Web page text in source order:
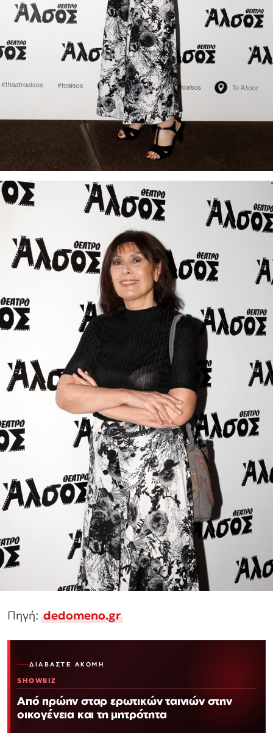
Πηγή:dedomeno.gr
ΔΙΑΒΆΣΤΕ ΑΚΌΜΗ
SHOWBIZ
Από πρώην σταρ ερωτικών ταινιών στην
οικογένεια και τη μητρότητα